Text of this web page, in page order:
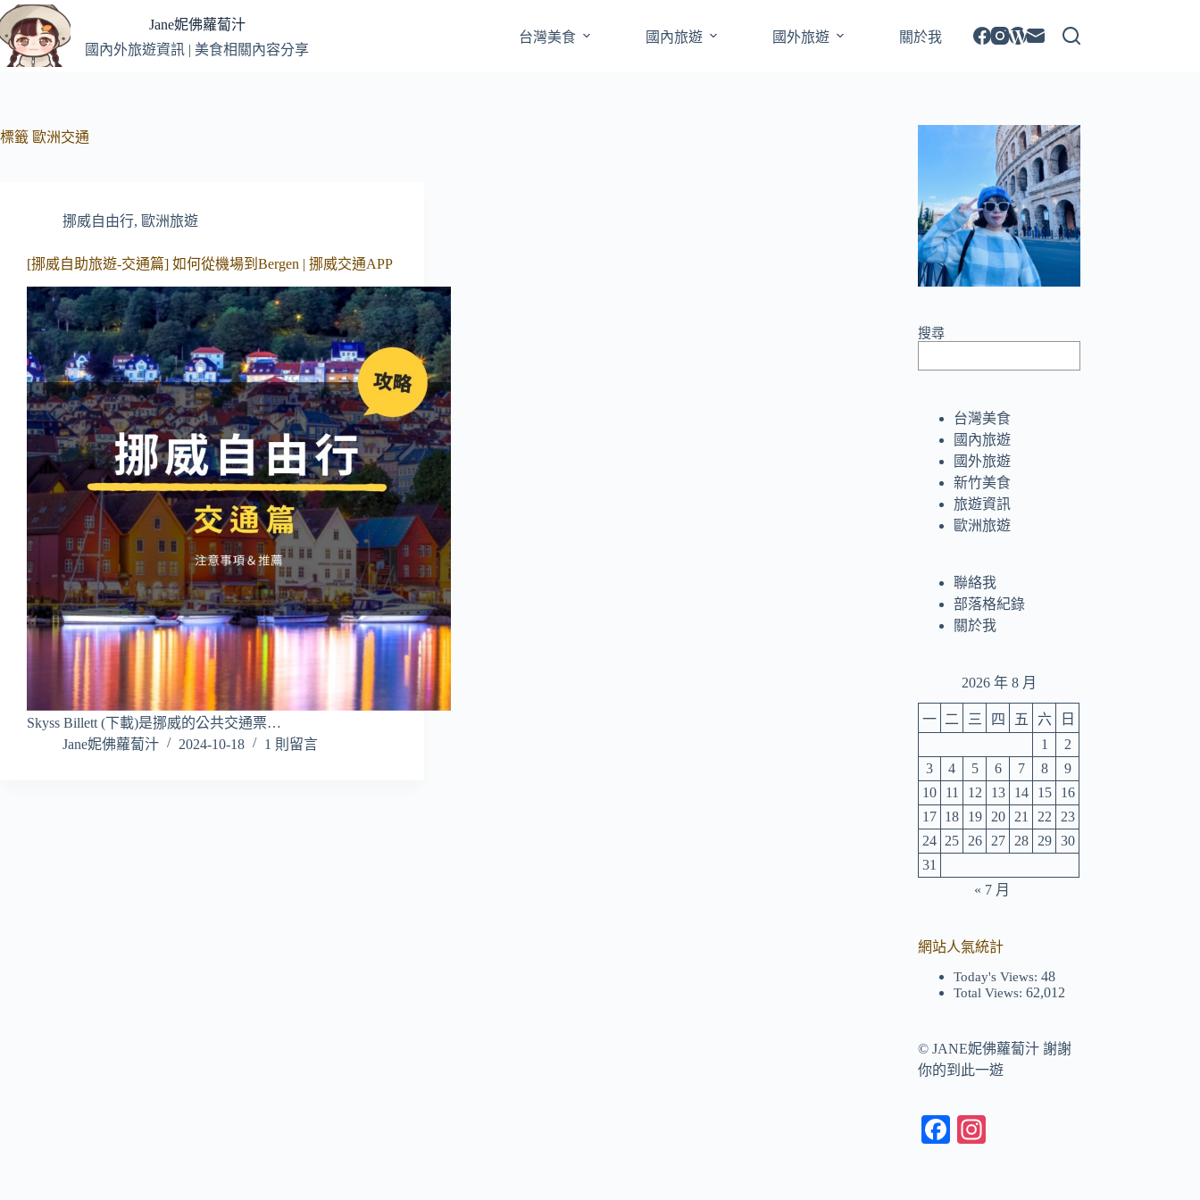
跳
至
主
Jane妮佛蘿蔔汁
國內外旅遊資訊 | 美食相關內容分享
台灣美食 國內旅遊 國外旅遊 關於我
標籤 歐洲交通
挪威自由行, 歐洲旅遊
[挪威自助旅遊-交通篇] 如何從機場到Bergen | 挪威交通APP
Skyss Billett (下載)是挪威的公共交通票…
Jane妮佛蘿蔔汁
2024-10-18 1 則留言
搜尋
台灣美食
國內旅遊
國外旅遊
新竹美食
旅遊資訊
歐洲旅遊
聯絡我
部落格紀錄
關於我
2026 年 8 月
一 二 三 四 五 六
日
1
2
3
4 5 6 7 8
9
10
11 12 13 14 15
16
17 18 19 20 21 22
23
24 25 26 27 28 29
30
31
« 7 月
網站人氣統計
Today's Views:48
Total Views:62,012
©JANE妮佛蘿蔔汁 謝謝
你的到此一遊
Fa